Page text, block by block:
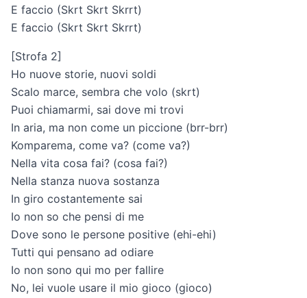
E faccio (Skrt Skrt Skrrt)
E faccio (Skrt Skrt Skrrt)
[Strofa 2]
Ho nuove storie, nuovi soldi
Scalo marce, sembra che volo (skrt)
Puoi chiamarmi, sai dove mi trovi
In aria, ma non come un piccione (brr-brr)
Komparema, come va? (come va?)
Nella vita cosa fai? (cosa fai?)
Nella stanza nuova sostanza
In giro costantemente sai
Io non so che pensi di me
Dove sono le persone positive (ehi-ehi)
Tutti qui pensano ad odiare
Io non sono qui mo per fallire
No, lei vuole usare il mio gioco (gioco)